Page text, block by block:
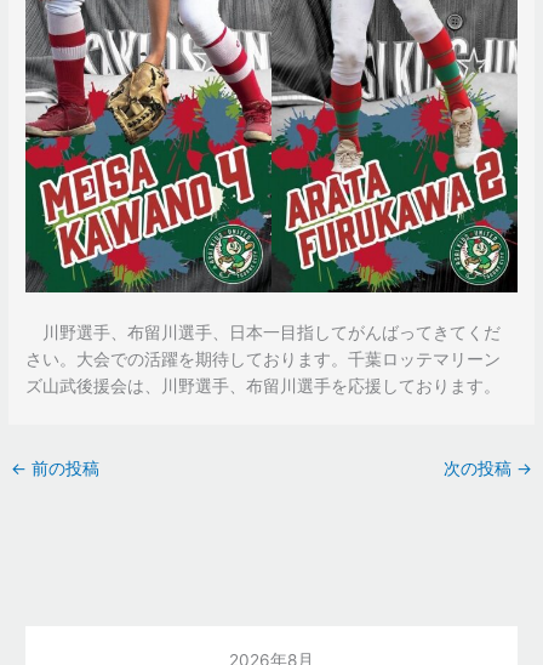
川野選手、布留川選手、日本一目指してがんばってきてくだ
さい。大会での活躍を期待しております。千葉ロッテマリーン
ズ山武後援会は、川野選手、布留川選手を応援しております。
← 前の投稿 次の投稿 →
2026年8月